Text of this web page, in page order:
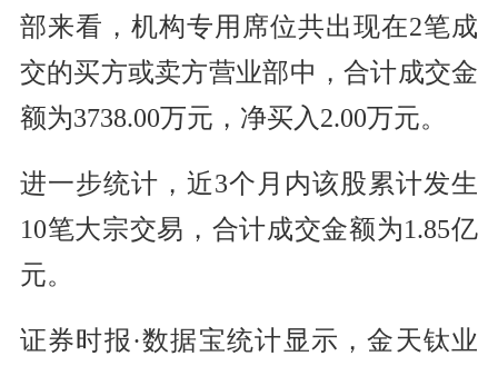
部来看，机构专用席位共出现在2笔成
交的买方或卖方营业部中，合计成交金
额为3738.00万元，净买入2.00万元。
进一步统计，近3个月内该股累计发生
10笔大宗交易，合计成交金额为1.85亿
元。
证券时报·数据宝统计显示，金天钛业